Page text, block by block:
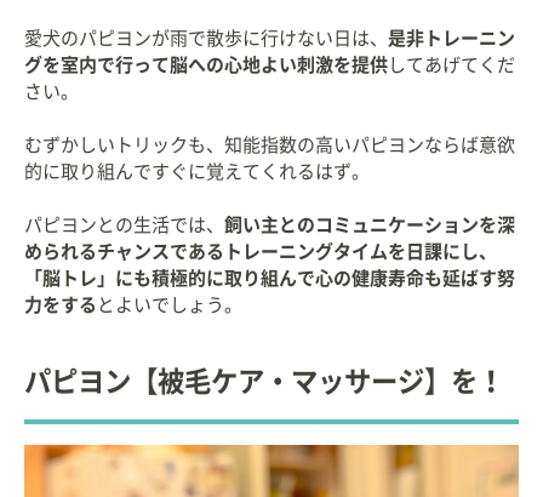
愛犬のパピヨンが雨で散歩に行けない日は、 是非トレーニン
グを室内で行って脳への心地よい刺激を提供してあげてくだ
さい。
むずかしいトリックも、知能指数の高いパピヨンならば意欲
的に取り組んですぐに覚えてくれるはず。
パピヨンとの生活では、 飼い主とのコミュニケーションを深
められるチャンスであるトレーニングタイムを日課にし、
「脳トレ」にも積極的に取り組んで心の健康寿命も延ばす努
力をする とよいでしょう。
パピヨン【被毛ケア・マッサージ】を！